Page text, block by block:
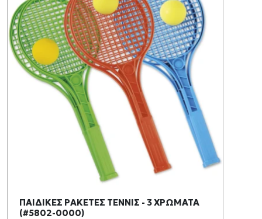
ΠΑΙΔΙΚΕΣ ΡΑΚΕΤΕΣ ΤΕΝΝΙΣ - 3 ΧΡΩΜΑΤΑ
(#5802-0000)